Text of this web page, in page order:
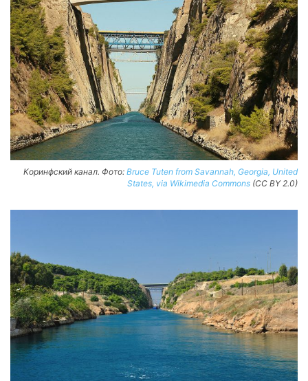
Коринфский канал. Фото: Bruce Tuten from Savannah, Georgia, United
States, via Wikimedia Commons (CC BY 2.0)